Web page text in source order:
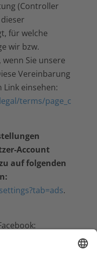
(Controller
für welche
wir bzw.
Sie unsere
Vereinbarung
einsehen:
terms/page_c
Account
auf folgenden
.